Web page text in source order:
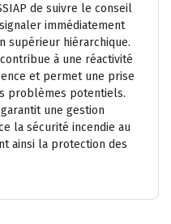
de suivre le conseil
immédiatement
supérieur hiérarchique.
à une réactivité
et permet une prise
problèmes potentiels.
une gestion
la sécurité incendie au
ainsi la protection des